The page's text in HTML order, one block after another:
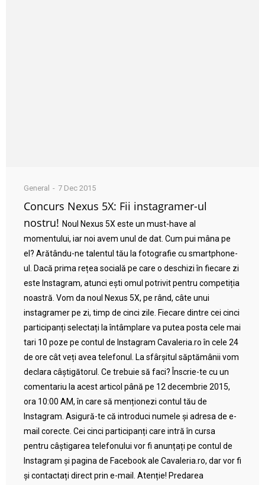
General 7 Dec 2015
Concurs Nexus 5X: Fii instagramer-ul
nostru! Noul Nexus 5X este un must-have al
momentului, iar noi avem unul de dat. Cum pui mâna pe
el? Arătându-ne talentul tău la fotografie cu smartphone-
ul. Dacă prima rețea socială pe care o deschizi în fiecare zi
este Instagram, atunci ești omul potrivit pentru competiția
noastră. Vom da noul Nexus 5X, pe rând, câte unui
instagramer pe zi, timp de cinci zile. Fiecare dintre cei cinci
participanți selectați la întâmplare va putea posta cele mai
tari 10 poze pe contul de Instagram Cavaleria.ro în cele 24
de ore cât veți avea telefonul. La sfârșitul săptămânii vom
declara câștigătorul. Ce trebuie să faci? Înscrie-te cu un
comentariu la acest articol până pe 12 decembrie 2015,
ora 10:00 AM, în care să menționezi contul tău de
Instagram. Asigură-te că introduci numele și adresa de e-
mail corecte. Cei cinci participanți care intră în cursa
pentru câștigarea telefonului vor fi anunțați pe contul de
Instagram și pagina de Facebook ale Cavaleria.ro, dar vor fi
și contactați direct prin e-mail. Atenție! Predarea